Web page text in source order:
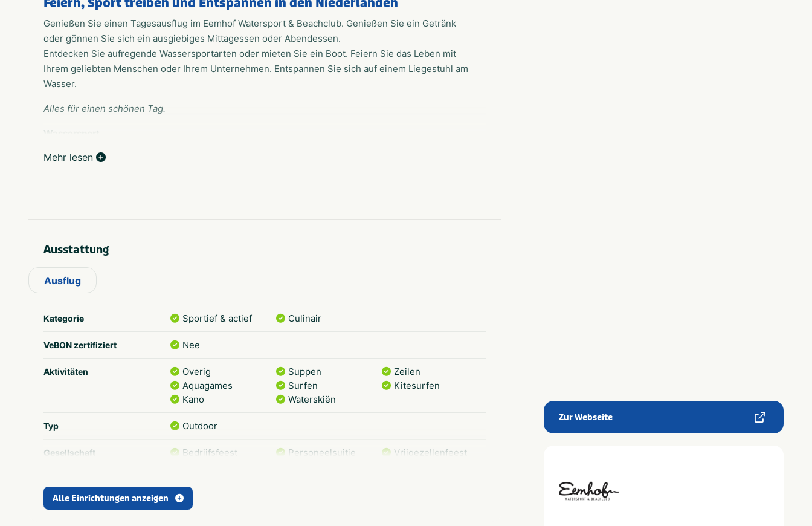
Genießen Sie einen Tagesausflug im Eemhof Watersport & Beachclub. Genießen Sie ein Getränk
oder gönnen Sie sich ein ausgiebiges Mittagessen oder Abendessen.
Entdecken Sie aufregende Wassersportarten oder mieten Sie ein Boot. Feiern Sie das Leben mit
Ihrem geliebten Menschen oder Ihrem Unternehmen. Entspannen Sie sich auf einem Liegestuhl am
Wasser.
Alles für einen schönen Tag.
Wassersport
Nach einem Nachmittag voller Entspannung im Eemhof Watersport & Beachclub ist Wassersport eine
Aufgrund der wunderschönen Umgebung am und um das Eemmeer herum ist das Mieten eines
Mehr lesen
Ausstattung
Ausflug
Kategorie Sportief & actief Culinair
VeBON zertifiziert Nee
Aktivitäten
Overig
Aquagames
Kano
Suppen
Surfen
Waterskiën
Zeilen
Kitesurfen
Typ Outdoor
Gesellschaft
Bedrijfsfeest
Kinderfeestje
Personeelsuitje
Vrijgezellenfeest
Alle Einrichtungen anzeigen
Zur Webseite